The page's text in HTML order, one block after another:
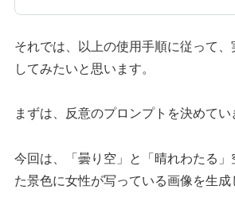
それでは、以上の使用手順に従って
してみたいと思います。
まずは、反意のプロンプトを決めてい
今回は、「曇り空」と「晴れわたる
た景色に女性が写っている画像を生成